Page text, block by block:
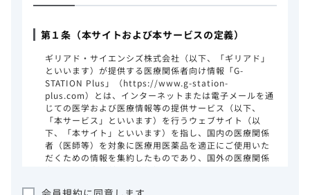
第１条（本サイトおよび本サービスの定義）
ギリアド・サイエンシズ株式会社（以下、「ギリアド」
といいます）が提供する医療関係者向け情報「G-
STATION Plus」（https://www.g-station-
plus.com）とは、インターネットまたは電子メールを通
じての医学および医療情報等の提供サービス（以下、
「本サービス」といいます）を行うウェブサイト（以
下、「本サイト」といいます）を指し、国内の医療関係
者（医師等）を対象に医療用医薬品を適正にご使用いた
だくための情報を集約したものであり、国外の医療関係